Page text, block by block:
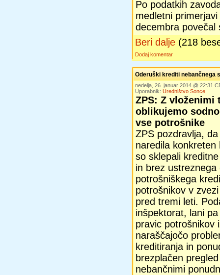
Po podatkih
medletni
decembra povečal
Beri dalje (218
Dodaj komentar
Oderuški krediti nebančnega
nedelja, 26. januar 2014 @ 22:31
Uporabnik: Uredništvo Sonce
ZPS: Z vloženimi
oblikujemo
vse potrošnike
ZPS pozdravlja,
naredila
so sklepali
in brez
potrošniškega
potrošnikov v
pred tremi leti.
inšpektorat, lani
pravic potrošnikov
naraščajočo
kreditiranja in
brezplačen
nebančnimi